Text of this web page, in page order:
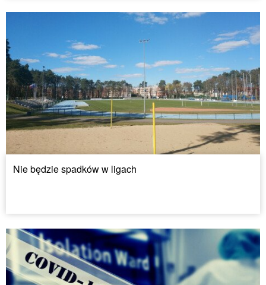
Nie będzie spadków w ligach